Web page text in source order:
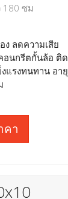
180 ซม
ลดความเสีย
อนกรีตกั้นล้อ ติด
แรงทนทาน อายุ
คา